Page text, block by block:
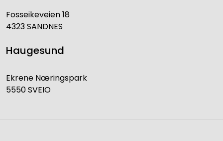
Fosseikeveien 18
4323 SANDNES
Haugesund
Ekrene Næringspark
5550 SVEIO